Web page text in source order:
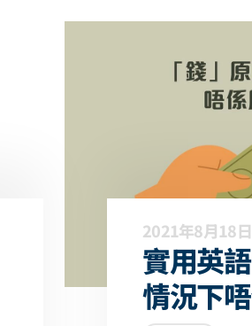
2021年8月18日
實用英
情況下